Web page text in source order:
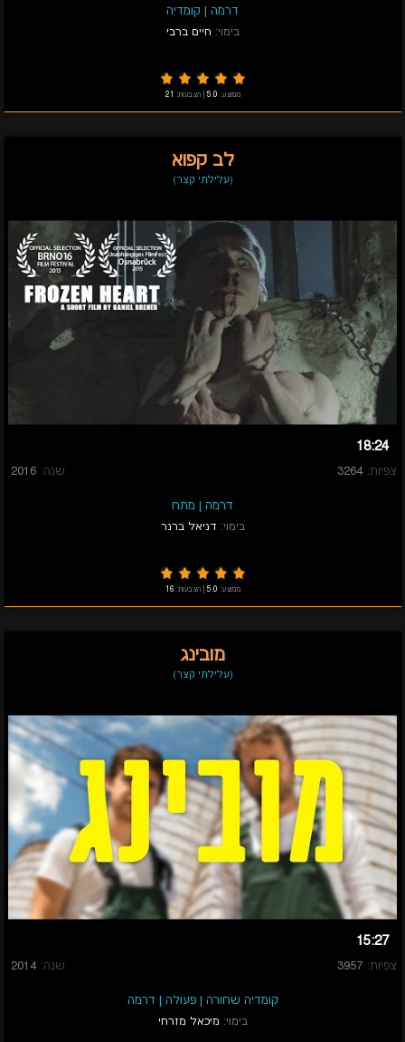
דרמה | קומדיה
בימוי: חיים ברבי
ממוצע: 5.0
|הצבעות: 21
לב קפוא
(עלילתי קצר)
18:24
צפיות: 3264 שנה: 2016
דרמה | מתח
בימוי: דניאל ברנר
ממוצע: 5.0
|הצבעות: 16
מובינג
(עלילתי קצר)
15:27
צפיות: 3957 שנה: 2014
קומדיה שחורה |פעולה | דרמה
בימוי: מיכאל מזרחי